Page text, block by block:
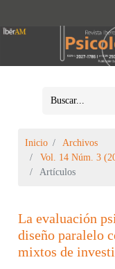
Inicio
Archivos
Vol. 14 Núm. 3
Artículos
La evaluación
diseño paralelo
mixtos de